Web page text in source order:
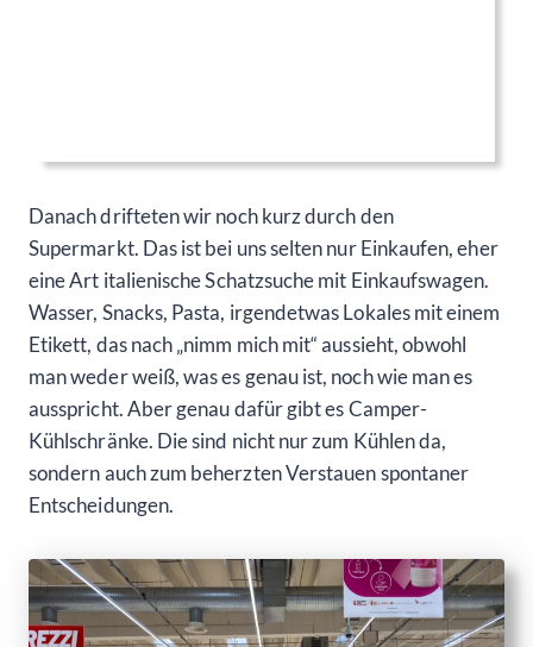
Danach drifteten wir noch kurz durch den
Supermarkt. Das ist bei uns selten nur Einkaufen, eher
eine Art italienische Schatzsuche mit Einkaufswagen.
Wasser, Snacks, Pasta, irgendetwas Lokales mit einem
Etikett, das nach „nimm mich mit“ aussieht, obwohl
man weder weiß, was es genau ist, noch wie man es
ausspricht. Aber genau dafür gibt es Camper-
Kühlschränke. Die sind nicht nur zum Kühlen da,
sondern auch zum beherzten Verstauen spontaner
Entscheidungen.